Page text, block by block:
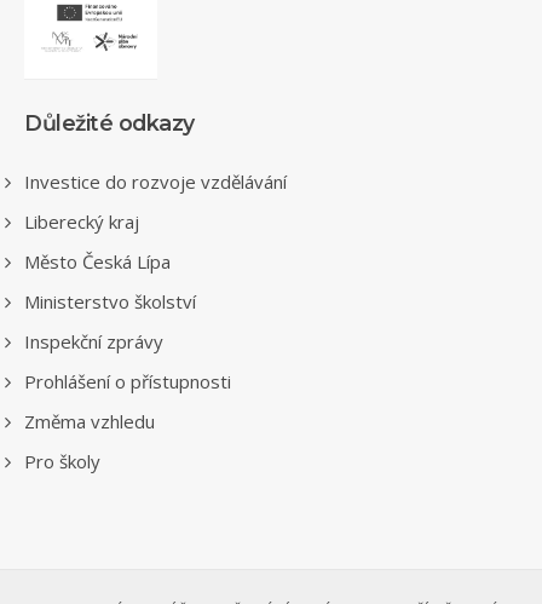
Důležité odkazy
Investice do rozvoje vzdělávání
Liberecký kraj
Město Česká Lípa
Ministerstvo školství
Inspekční zprávy
Prohlášení o přístupnosti
Změma vzhledu
Pro školy